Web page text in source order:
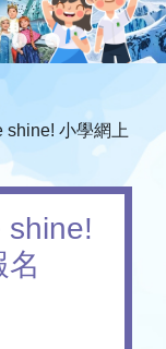
shine! 小學網上
shine!